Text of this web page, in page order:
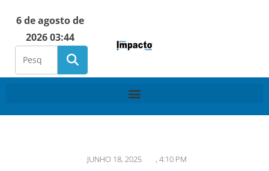
6 de agosto de
2026 03:44
JUNHO 18, 2025 , 4:10 PM